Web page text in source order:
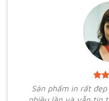
Sản phẩm in rất